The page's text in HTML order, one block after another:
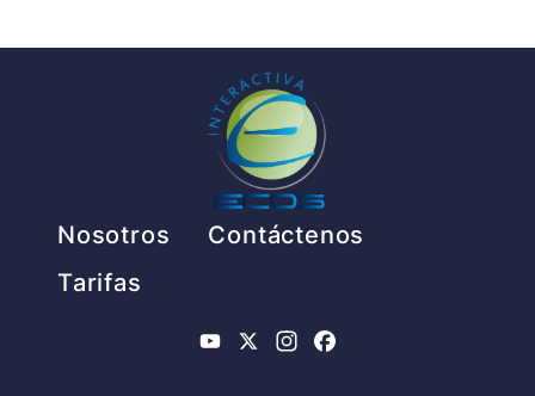
Pie de página
Nosotros
Contáctenos
Tarifas
YouTube
X Instagram